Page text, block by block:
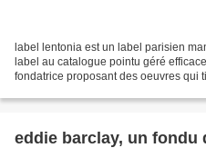
label lentonia est un label parisien
label au catalogue pointu géré
fondatrice proposant des oeuvres qui
eddie barclay, un fondu